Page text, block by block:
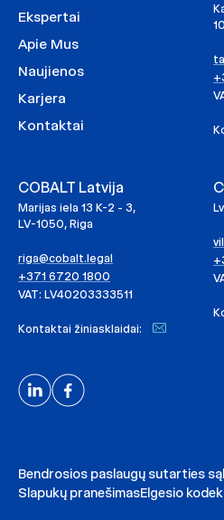
Ekspertai
Apie Mus
Naujienos
Karjera
Kontaktai
COBALT Latvija
Marijas iela 13 K-2 - 3,
LV-1050, Riga
riga@cobalt.legal
+371 6720 1800
VAT: LV40203333511
Kontaktai žiniasklaidai:
Bendrosios paslaugų sutarties
Slapukų pranešimasElgesio